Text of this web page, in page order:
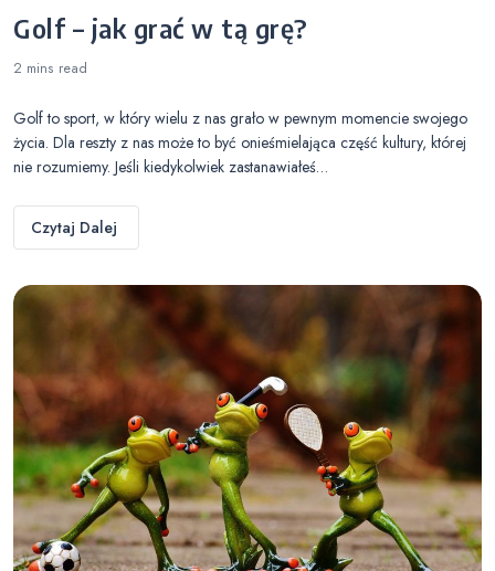
Golf – jak grać w tą grę?
2 mins read
Golf to sport, w który wielu z nas grało w pewnym momencie swojego
życia. Dla reszty z nas może to być onieśmielająca część kultury, której
nie rozumiemy. Jeśli kiedykolwiek zastanawiałeś…
Czytaj Dalej